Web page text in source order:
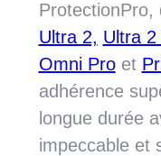
ProtectionPro,
Ultra 2, Ultra 2
Omni Proet
adhérence
longue durée
impeccable et